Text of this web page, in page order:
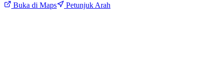
Buka di Maps Petunjuk Arah